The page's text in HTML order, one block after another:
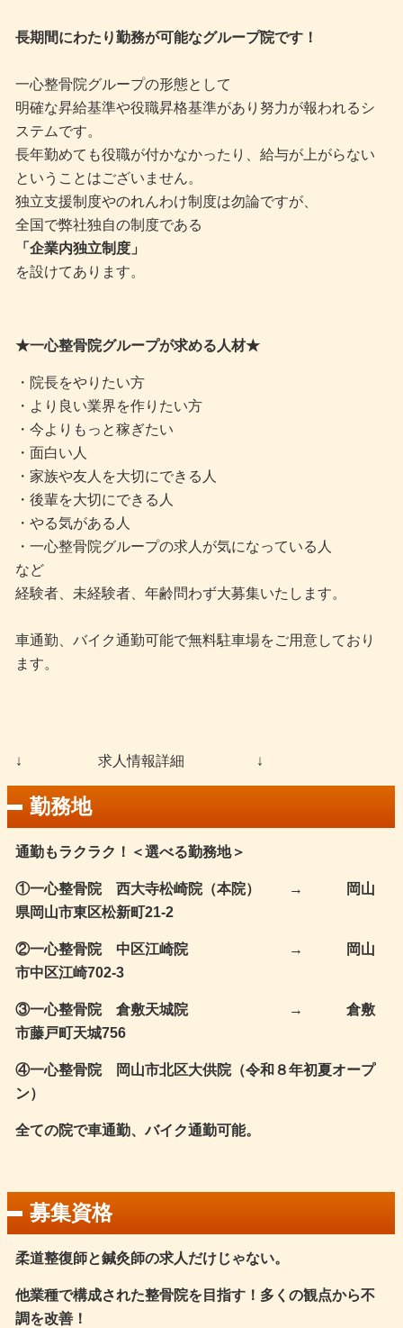
長期間にわたり勤務が可能なグループ院です！
一心整骨院グループの形態として
明確な昇給基準や役職昇格基準があり努力が報われるシ
ステムです。
長年勤めても役職が付かなかったり、給与が上がらない
ということはございません。
独立支援制度やのれんわけ制度は勿論ですが、
全国で弊社独自の制度である
「企業内独立制度」
を設けてあります。
★一心整骨院グループが求める人材★
・院長をやりたい方
・より良い業界を作りたい方
・今よりもっと稼ぎたい
・面白い人
・家族や友人を大切にできる人
・後輩を大切にできる人
・やる気がある人
・一心整骨院グループの求人が気になっている人
など
経験者、未経験者、年齢問わず大募集いたします。
車通勤、バイク通勤可能で無料駐車場をご用意しており
ます。
↓ 求人情報詳細 ↓
勤務地
通勤もラクラク！＜選べる勤務地＞
①一心整骨院 西大寺松崎院（本院） → 岡山
県岡山市東区松新町21-2
②一心整骨院 中区江崎院 → 岡山
市中区江崎702-3
③一心整骨院 倉敷天城院 → 倉敷
市藤戸町天城756
④一心整骨院 岡山市北区大供院（令和８年初夏オープ
ン）
全ての院で車通勤、バイク通勤可能。
募集資格
柔道整復師と鍼灸師の求人だけじゃない。
他業種で構成された整骨院を目指す！多くの観点から不
調を改善！